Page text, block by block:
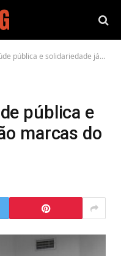
e solidariedade já são marcas do HMB
pública e
marcas do